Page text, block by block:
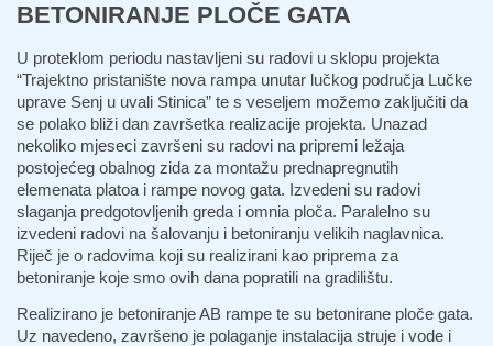
BETONIRANJE PLOČE GATA
U proteklom periodu nastavljeni su radovi u sklopu projekta
“Trajektno pristanište nova rampa unutar lučkog područja Lučke
uprave Senj u uvali Stinica” te s veseljem možemo zaključiti da
se polako bliži dan završetka realizacije projekta. Unazad
nekoliko mjeseci završeni su radovi na pripremi ležaja
postojećeg obalnog zida za montažu prednapregnutih
elemenata platoa i rampe novog gata. Izvedeni su radovi
slaganja predgotovljenih greda i omnia ploča. Paralelno su
izvedeni radovi na šalovanju i betoniranju velikih naglavnica.
Riječ je o radovima koji su realizirani kao priprema za
betoniranje koje smo ovih dana popratili na gradilištu.
Realizirano je betoniranje AB rampe te su betonirane ploče gata.
Uz navedeno, završeno je polaganje instalacija struje i vode i